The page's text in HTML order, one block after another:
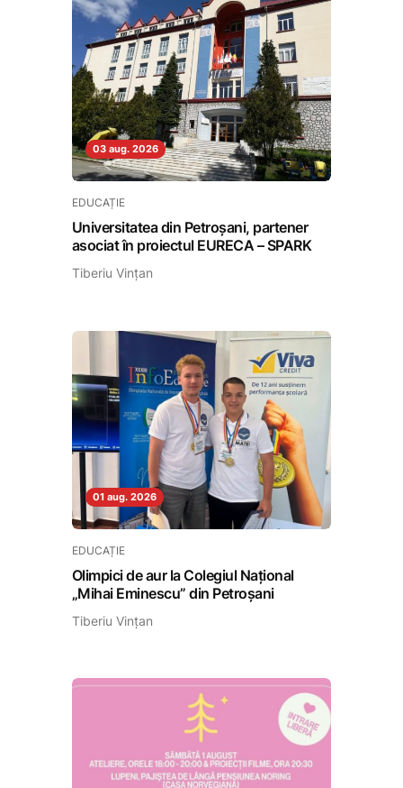
03 aug. 2026
EDUCAȚIE
Universitatea din Petroșani, partener
asociat în proiectul EURECA – SPARK
Tiberiu Vințan
01 aug. 2026
EDUCAȚIE
Olimpici de aur la Colegiul Național
„Mihai Eminescu” din Petroșani
Tiberiu Vințan